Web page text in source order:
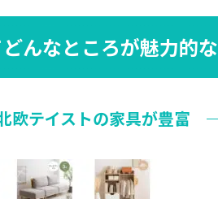
んなところが魅力的
欧テイストの家具が豊富